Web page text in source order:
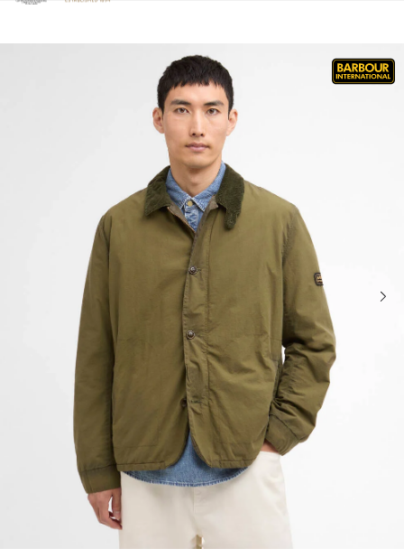
Clicca per visualizzare la nostra Dichiarazione di Accessibilità